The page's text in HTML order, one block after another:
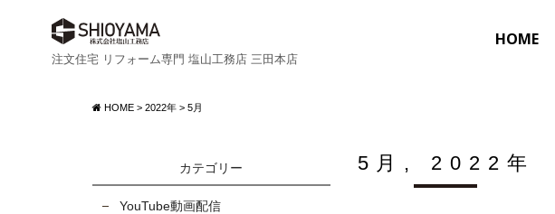
注文住宅 リフォーム専門 塩山工務店 三田本店
HOME
HOME > 2022年 > 5月
5月, 2022年
カテゴリー
YouTube動画配信